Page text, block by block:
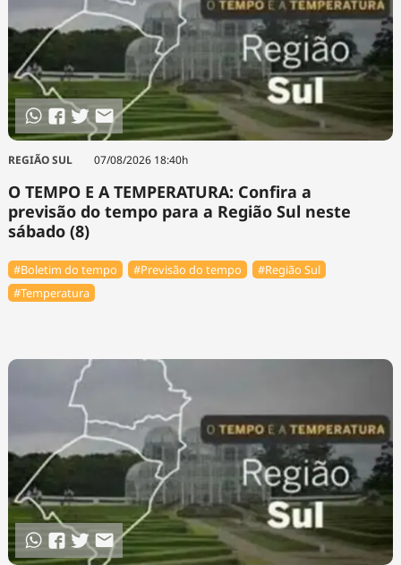
REGIÃO SUL 07/08/2026 18:40h
O TEMPO E A TEMPERATURA: Confira a
previsão do tempo para a Região Sul neste
sábado (8)
#Boletim do tempo #Previsão do tempo
#Região Sul
#Temperatura